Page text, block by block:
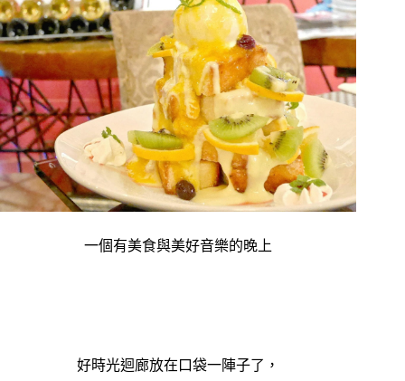
一個有美食與美好音樂的晚上
好時光迴廊放在口袋一陣子了，